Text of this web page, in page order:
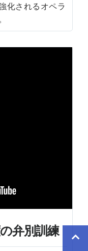
化されるオペラ
弁別訓練